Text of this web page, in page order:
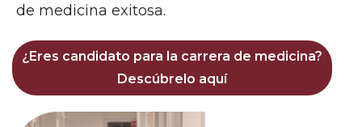
de medicina exitosa.
¿Eres candidato para la carrera de medicina?
Descúbrelo aquí